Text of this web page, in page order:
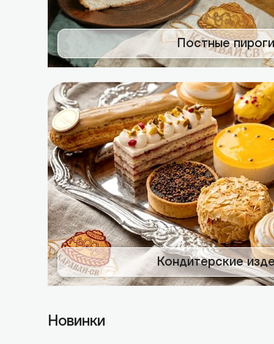
Постные пироги
Кондитерские
Новинки